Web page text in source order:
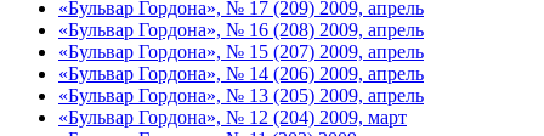
«Бульвар Гордона», № 17 (209) 2009, апрель
«Бульвар Гордона», № 16 (208) 2009, апрель
«Бульвар Гордона», № 15 (207) 2009, апрель
«Бульвар Гордона», № 14 (206) 2009, апрель
«Бульвар Гордона», № 13 (205) 2009, апрель
«Бульвар Гордона», № 12 (204) 2009, март